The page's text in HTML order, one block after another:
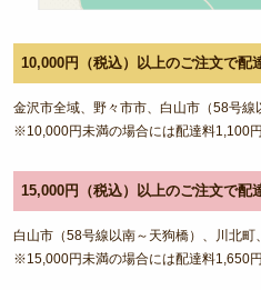
10,000円（税込）以上のご注文で配
金沢市全域、野々市市、白山市（58号線
※10,000円未満の場合には配達料1,100円
15,000円（税込）以上のご注文で配
白山市（58号線以南～天狗橋）、川北町
※15,000円未満の場合には配達料1,650円